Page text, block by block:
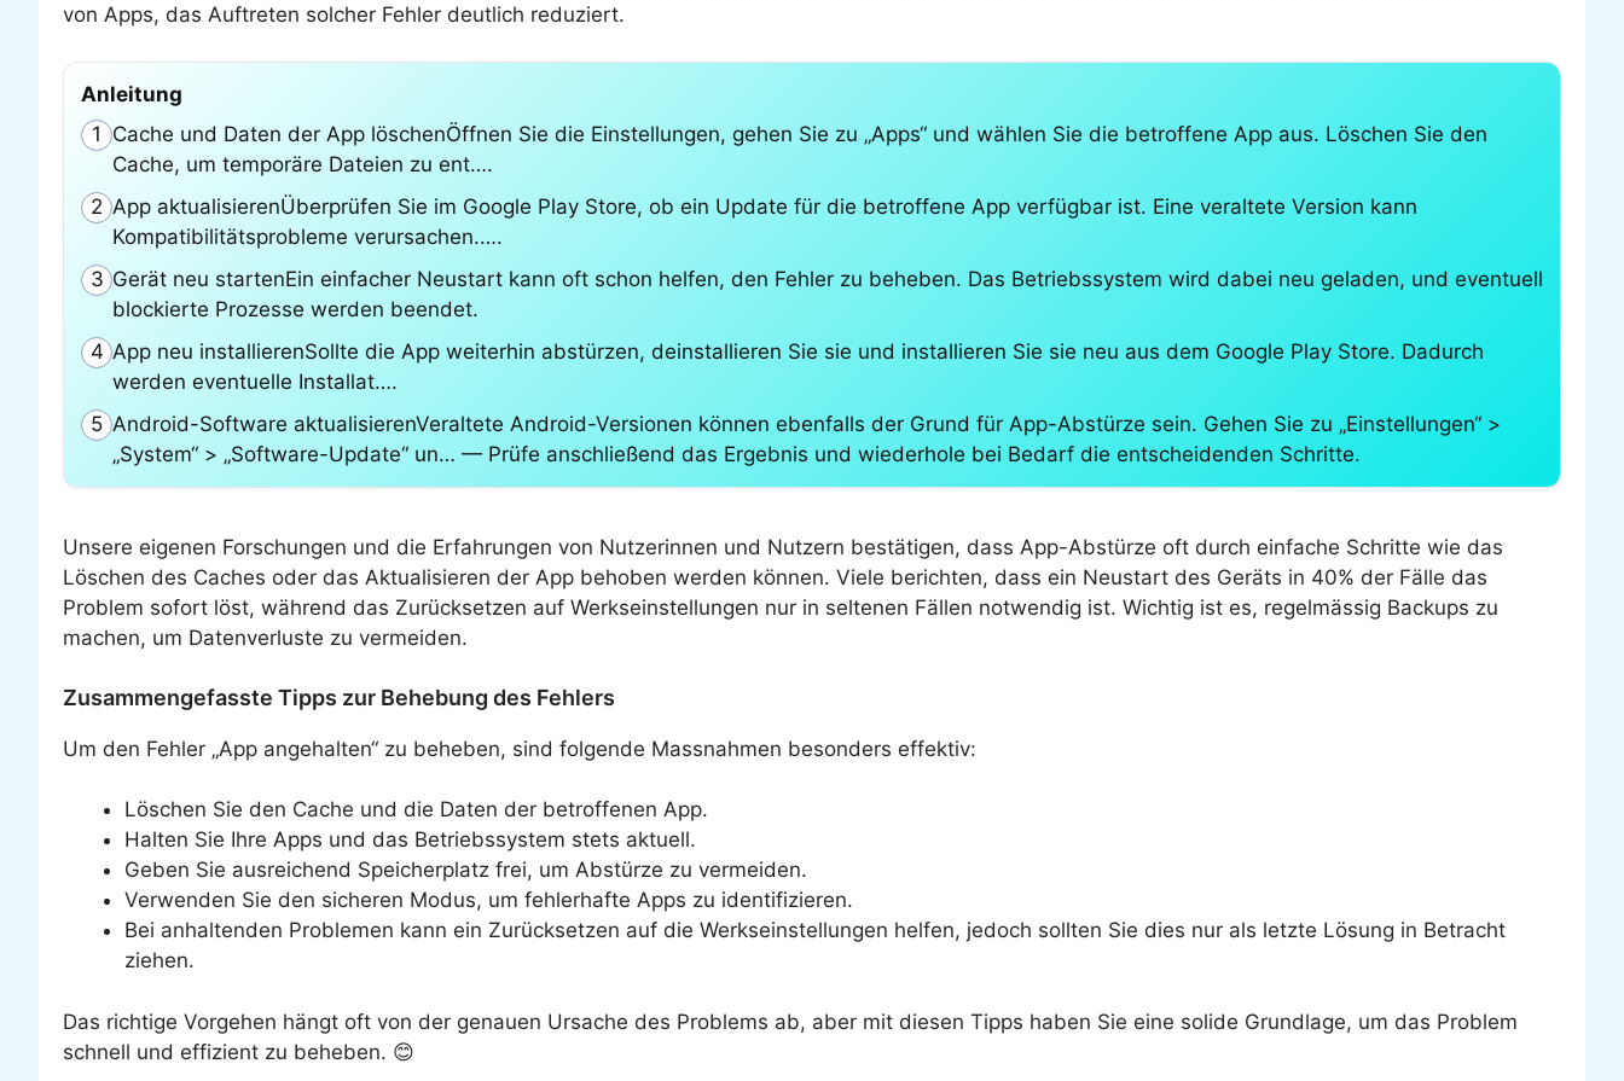
von Apps, das Auftreten solcher Fehler deutlich reduziert.
Anleitung
1 Cache und Daten der App löschenÖffnen Sie die Einstellungen, gehen Sie zu „Apps“ und wählen Sie die betroffene App aus. Löschen Sie den
Cache, um temporäre Dateien zu ent….
2 App aktualisierenÜberprüfen Sie im Google Play Store, ob ein Update für die betroffene App verfügbar ist. Eine veraltete Version kann
Kompatibilitätsprobleme verursachen.….
3 Gerät neu startenEin einfacher Neustart kann oft schon helfen, den Fehler zu beheben. Das Betriebssystem wird dabei neu geladen, und eventuell
blockierte Prozesse werden beendet.
4 App neu installierenSollte die App weiterhin abstürzen, deinstallieren Sie sie und installieren Sie sie neu aus dem Google Play Store. Dadurch
werden eventuelle Installat….
5 Android-Software aktualisierenVeraltete Android-Versionen können ebenfalls der Grund für App-Abstürze sein. Gehen Sie zu „Einstellungen“ >
„System“ > „Software-Update“ un… — Prüfe anschließend das Ergebnis und wiederhole bei Bedarf die entscheidenden Schritte.
Unsere eigenen Forschungen und die Erfahrungen von Nutzerinnen und Nutzern bestätigen, dass App-Abstürze oft durch einfache Schritte wie das
Löschen des Caches oder das Aktualisieren der App behoben werden können. Viele berichten, dass ein Neustart des Geräts in 40% der Fälle das
Problem sofort löst, während das Zurücksetzen auf Werkseinstellungen nur in seltenen Fällen notwendig ist. Wichtig ist es, regelmässig Backups zu
machen, um Datenverluste zu vermeiden.
Zusammengefasste Tipps zur Behebung des Fehlers
Um den Fehler „App angehalten“ zu beheben, sind folgende Massnahmen besonders effektiv:
Löschen Sie den Cache und die Daten der betroffenen App.
Halten Sie Ihre Apps und das Betriebssystem stets aktuell.
Geben Sie ausreichend Speicherplatz frei, um Abstürze zu vermeiden.
Verwenden Sie den sicheren Modus, um fehlerhafte Apps zu identifizieren.
Bei anhaltenden Problemen kann ein Zurücksetzen auf die Werkseinstellungen helfen, jedoch sollten Sie dies nur als letzte Lösung in Betracht
ziehen.
Das richtige Vorgehen hängt oft von der genauen Ursache des Problems ab, aber mit diesen Tipps haben Sie eine solide Grundlage, um das Problem
schnell und effizient zu beheben. 😊